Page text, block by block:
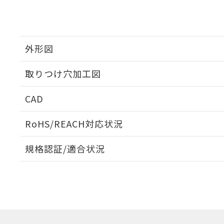
外形図
取りつけ穴加工図
CAD
RoHS/REACH対応状況
EU RoHS 注意事項・凡例
規格認証/適合状況